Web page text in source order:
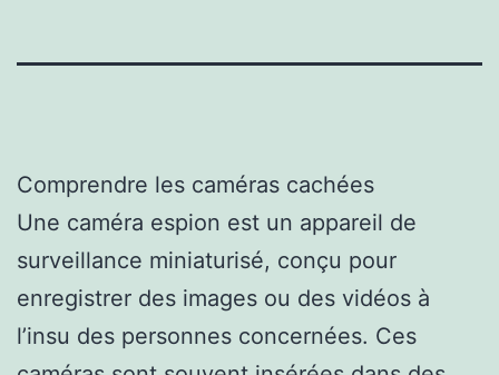
Comprendre les caméras cachées
Une caméra espion est un appareil de
surveillance miniaturisé, conçu pour
enregistrer des images ou des vidéos à
l’insu des personnes concernées. Ces